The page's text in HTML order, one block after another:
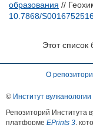
образования //
10.7868/
Этот список
О
© Институт
Репозиторий Института
платформе EPrints 3,